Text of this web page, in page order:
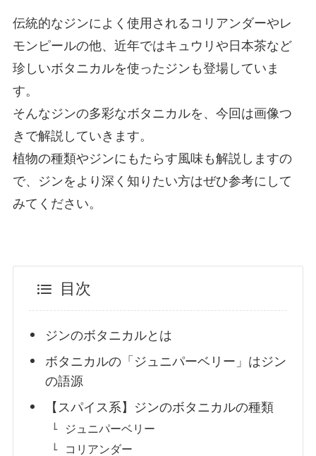
伝統的なジンによく使用されるコリアンダーやレ
モンピールの他、近年ではキュウリや日本茶など
珍しいボタニカルを使ったジンも登場していま
す。
そんなジンの多彩なボタニカルを、今回は画像つ
きで解説していきます。
植物の種類やジンにもたらす風味も解説しますの
で、ジンをより深く知りたい方はぜひ参考にして
みてください。
目次
ジンのボタニカルとは
ボタニカルの「ジュニパーベリー」はジン
の語源
【スパイス系】ジンのボタニカルの種類
ジュニパーベリー
コリアンダー